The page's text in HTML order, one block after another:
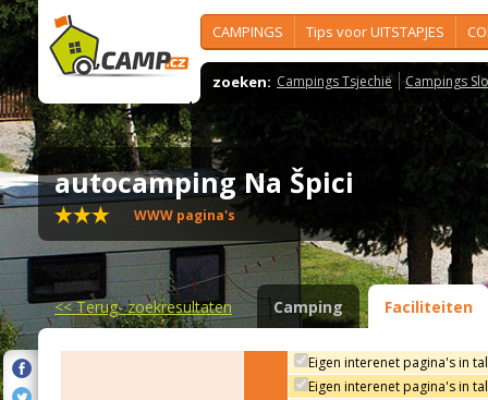
CAMPINGS Tips voor UITSTAPJES
zoeken: Campings Tsjechië Campings
autocamping Na Špici
WWW pagina's
<<Terug- zoekresultaten Camping Faciliteiten
Eigen interenet pagina's in
Eigen interenet pagina's in